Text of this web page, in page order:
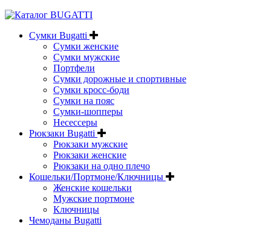
Сумки Bugatti
Сумки женские
Сумки мужские
Портфели
Сумки дорожные и спортивные
Сумки кросс-боди
Сумки на пояс
Сумки-шопперы
Несессеры
Рюкзаки Bugatti
Рюкзаки мужские
Рюкзаки женские
Рюкзаки на одно плечо
Кошельки/Портмоне/Ключницы
Женские кошельки
Мужские портмоне
Ключницы
Чемоданы Bugatti